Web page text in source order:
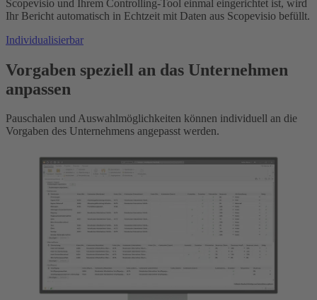
Scopevisio und Ihrem Controlling-Tool einmal eingerichtet ist, wird
Ihr Bericht automatisch in Echtzeit mit Daten aus Scopevisio befüllt.
Individualisierbar
Vorgaben speziell an das Unternehmen
anpassen
Pauschalen und Auswahlmöglichkeiten können individuell an die
Vorgaben des Unternehmens angepasst werden.